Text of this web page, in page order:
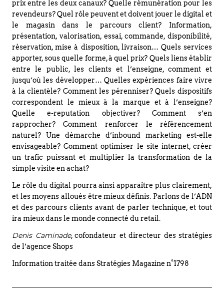
prix entre les deux canaux? Quelle rémunération pour les
revendeurs? Quel rôle peuvent et doivent jouer le digital et
le magasin dans le parcours client? Information,
présentation, valorisation, essai, commande, disponibilité,
réservation, mise à disposition, livraison… Quels services
apporter, sous quelle forme, à quel prix? Quels liens établir
entre le public, les clients et l’enseigne, comment et
jusqu‘où les développer… Quelles expériences faire vivre
à la clientèle? Comment les pérenniser? Quels dispositifs
correspondent le mieux à la marque et à l’enseigne?
Quelle e-reputation objectiver? Comment s’en
rapprocher? Comment renforcer le référencement
naturel? Une démarche d’inbound marketing est-elle
envisageable? Comment optimiser le site internet, créer
un trafic puissant et multiplier la transformation de la
simple visite en achat?
Le rôle du digital pourra ainsi apparaître plus clairement,
et les moyens alloués être mieux définis. Parlons de l’ADN
et des parcours clients avant de parler technique, et tout
ira mieux dans le monde connecté du retail.
Denis Caminade, cofondateur et directeur des stratégies
de l’agence Shops
Information traitée dans Stratégies Magazine n°1798